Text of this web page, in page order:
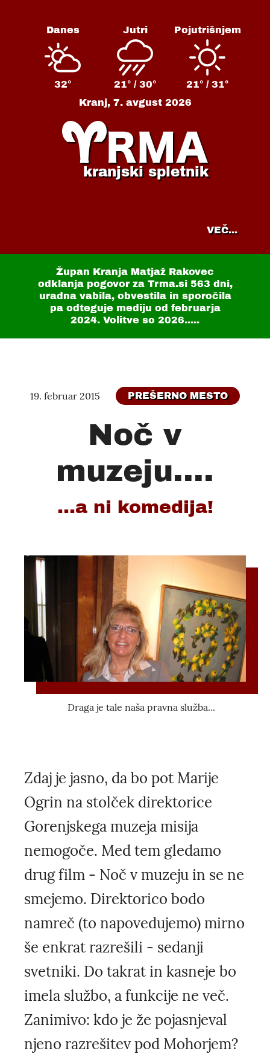
Danes
32°
Jutri
21° / 30°
Pojutrišnjem
21° / 31°
Kranj, 7. avgust 2026
kranjski spletnik
VEČ...
Župan Kranja Matjaž Rakovec
odklanja pogovor za Trma.si 563 dni,
uradna vabila, obvestila in sporočila
pa odteguje mediju od februarja
2024. Volitve so 2026.....
19. februar 2015 PREŠERNO MESTO
Noč v
muzeju....
...a ni komedija!
Draga je tale naša pravna služba...
Zdaj je jasno, da bo pot Marije
Ogrin na stolček direktorice
Gorenjskega muzeja misija
nemogoče. Med tem gledamo
drug film - Noč v muzeju in se ne
smejemo. Direktorico bodo
namreč (to napovedujemo) mirno
še enkrat razrešili - sedanji
svetniki. Do takrat in kasneje bo
imela službo, a funkcije ne več.
Zanimivo: kdo je že pojasnjeval
njeno razrešitev pod Mohorjem?